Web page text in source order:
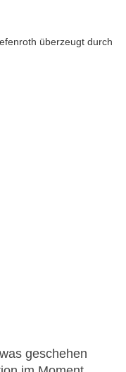
überzeugt durch
geschehen